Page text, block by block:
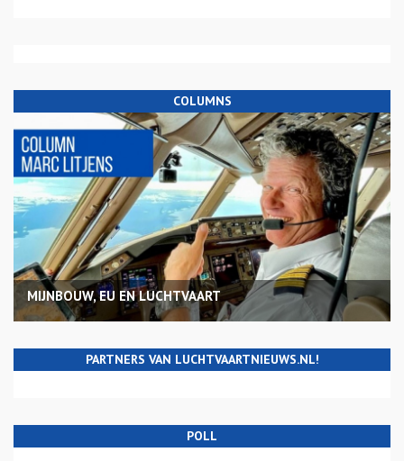
COLUMNS
MIJNBOUW, EU EN LUCHTVAART
PARTNERS VAN LUCHTVAARTNIEUWS.NL!
POLL